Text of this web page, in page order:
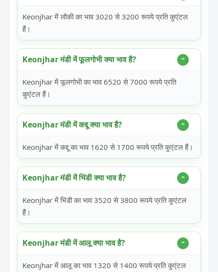
Keonjhar में लौकी का भाव 3020 से 3200 रूपये प्रति कुएंटल
हैं।
Keonjhar मंडी में फूलगोभी क्या भाव है?
Keonjhar में फूलगोभी का भाव 6520 से 7000 रूपये प्रति
कुएंटल हैं।
Keonjhar मंडी में कद्दू क्या भाव है?
Keonjhar में कद्दू का भाव 1620 से 1700 रूपये प्रति कुएंटल हैं।
Keonjhar मंडी में भिंडी क्या भाव है?
Keonjhar में भिंडी का भाव 3520 से 3800 रूपये प्रति कुएंटल
हैं।
Keonjhar मंडी में आलू क्या भाव है?
Keonjhar में आलू का भाव 1320 से 1400 रूपये प्रति कुएंटल